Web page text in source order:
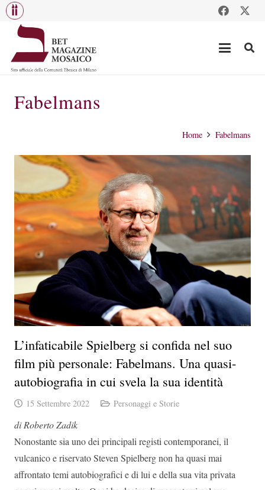
Fabelmans
Home Fabelmans
L’infaticabile Spielberg si confida nel suo
film più personale: Fabelmans. Una quasi-
autobiografia in cui svela la sua identità
15 Settembre 2022 Personaggi e Storie
di Roberto Zadik
Nonostante sia uno dei principali registi contemporanei, il
vulcanico e riservato Steven Spielberg non ha quasi mai
affrontato temi autobiografici e di lui e della sua vita privata